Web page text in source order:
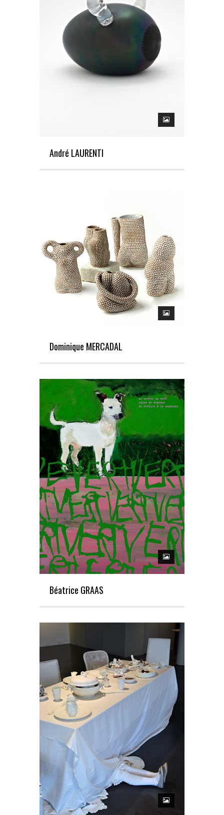
André LAURENTI
Dominique MERCADAL
Béatrice GRAAS